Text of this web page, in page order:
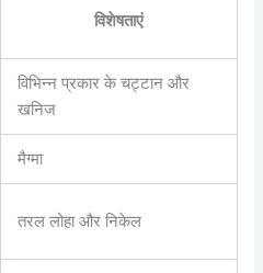
विशेषताएं
विभिन्न प्रकार के चट्टान और
खनिज
मैग्मा
तरल लोहा और निकेल